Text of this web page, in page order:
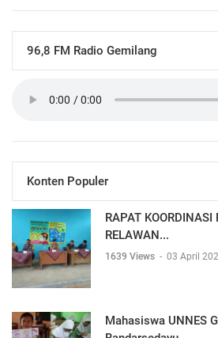
96,8 FM Radio Gemilang
Konten Populer
RAPAT
RELAWAN...
1639 Views - 03 April
Mahasiswa UNNES